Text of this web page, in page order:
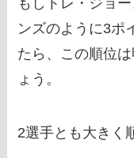
ンズのように3ポ
たら、この順位
ょう。
2選手とも大きく